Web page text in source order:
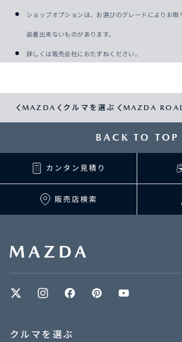
ショップオプションは、お選びのグレードによりお
装着出来ないものがあります。
詳しくは販売会社におたずねください。
MAZDA クルマを選ぶ MAZDA
BACK TO TOP
カンタン見積り
販売店検索
クルマを選ぶ